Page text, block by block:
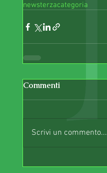
newsterzacategoria
Commenti
Scrivi un commento...